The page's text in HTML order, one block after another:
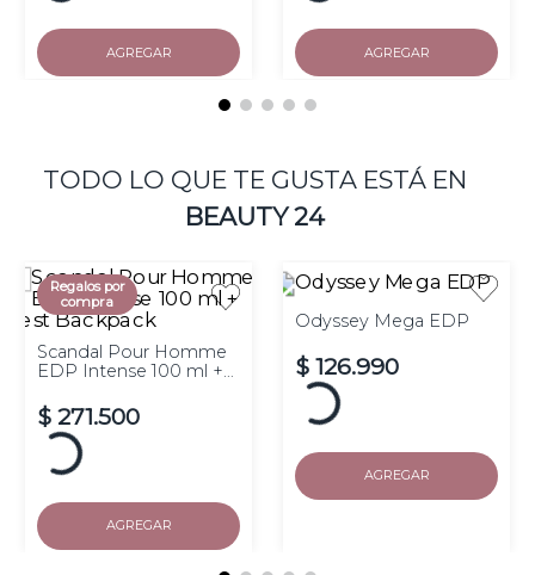
AGREGAR AGREGAR
TODO LO QUE TE GUSTA ESTÁ EN
BEAUTY 24
Regalos por
compra
Scandal Pour Homme
EDP Intense 100 ml +
$ 271 500
Hasta10
interés
AGREGAR
Odyssey Mega EDP
$ 126990
Hasta10
interés
AGREGAR